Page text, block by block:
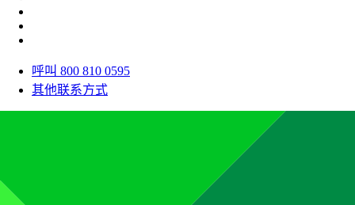
呼叫 800 810 0595
其他联系方式